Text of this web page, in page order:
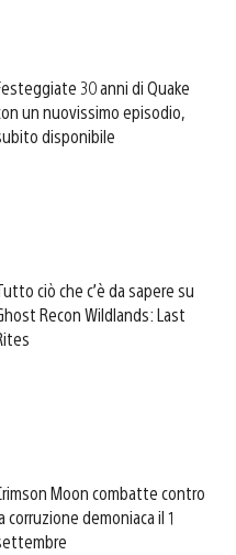
30 anni di Quake
un nuovissimo episodio,
disponibile
ciò che c’è da sapere su
Recon Wildlands: Last
Moon combatte contro
corruzione demoniaca il 1